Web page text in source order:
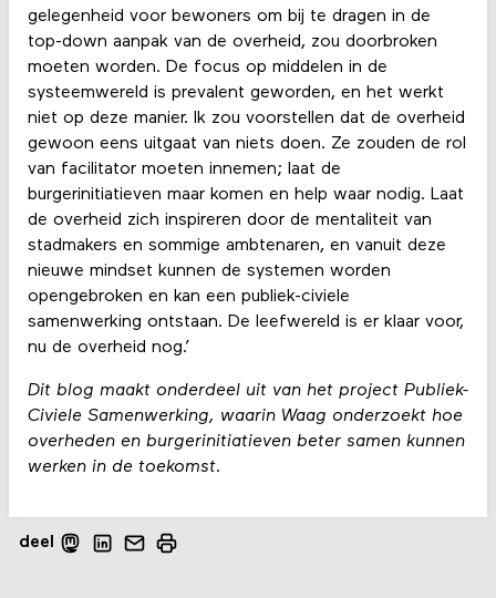
gelegenheid voor bewoners om bij te dragen in de
top-down aanpak van de overheid, zou doorbroken
moeten worden. De focus op middelen in de
systeemwereld is prevalent geworden, en het werkt
niet op deze manier. Ik zou voorstellen dat de overheid
gewoon eens uitgaat van niets doen. Ze zouden de rol
van facilitator moeten innemen; laat de
burgerinitiatieven maar komen en help waar nodig. Laat
de overheid zich inspireren door de mentaliteit van
stadmakers en sommige ambtenaren, en vanuit deze
nieuwe mindset kunnen de systemen worden
opengebroken en kan een publiek-civiele
samenwerking ontstaan. De leefwereld is er klaar voor,
nu de overheid nog.’
Dit blog maakt onderdeel uit van het project Publiek-
Civiele Samenwerking, waarin Waag onderzoekt hoe
overheden en burgerinitiatieven beter samen kunnen
werken in de toekomst.
deel